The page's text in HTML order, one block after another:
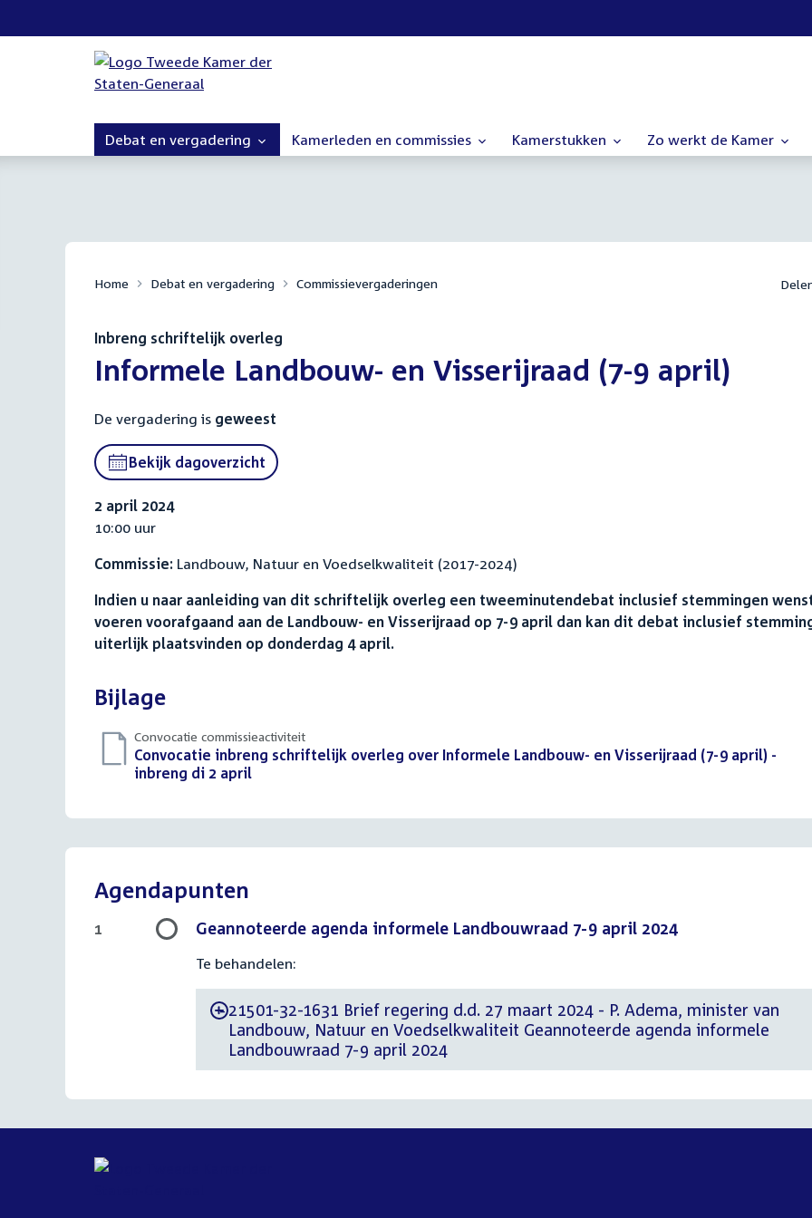
Debat en vergadering Kamerleden en commissies Kamerstukken Zo werkt de Kamer
Home Debat en vergadering Commissievergaderingen
Inbreng schriftelijk overleg
:Informele Landbouw- en Visserijraad (7-9 april)
De vergadering is geweest
Bekijk dagoverzicht
2 april 2024
10:00 uur
Commissie: Landbouw, Natuur en Voedselkwaliteit (2017-2024)
Indien u naar aanleiding van dit schriftelijk overleg een tweeminutendebat inclusief stemmingen
voeren voorafgaand aan de Landbouw- en Visserijraad op 7-9 april dan kan dit debat inclusief
uiterlijk plaatsvinden op donderdag 4 april.
Bijlage
Convocatie commissieactiviteit
Download
bestand:
Convocatie inbreng schriftelijk overleg over Informele Landbouw- en Visserijraad (7-9 april) -
inbreng di 2 april
Agendapunten
Geannoteerde agenda informele Landbouwraad 7-9 april 2024
Te behandelen:
-21501-32-1631 Brief regering d.d. 27 maart 2024 - P. Adema, minister van
Landbouw, Natuur en Voedselkwaliteit Geannoteerde agenda informele
Landbouwraad 7-9 april 2024
1